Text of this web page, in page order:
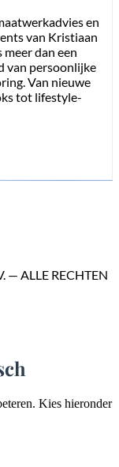
en
van Kristiaan
dan een
van persoonlijke
Van nieuwe
tot lifestyle-
— ALLE RECHTEN
Kies hieronder